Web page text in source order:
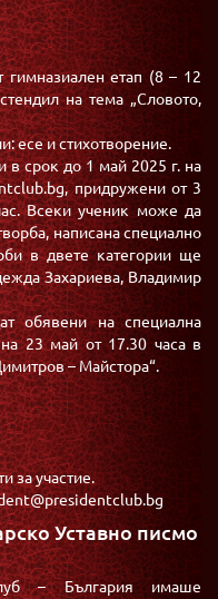
гимназиален етап (8 – 12
на тема „Словото,
есе и стихотворение.
в срок до 1 май 2025 г. на
придружени от 3
Всеки ученик може да
написана специално
в двете категории ще
Захариева, Владимир
обявени на специална
23 май от 17.30 часа в
– Майстора“.
за участие.
Уставно писмо
– България имаше